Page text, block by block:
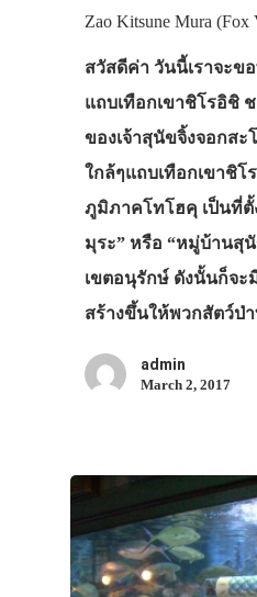
Zao Kitsune Mura (Fox
สวัสดีค่า วันนี้เราจะข
แถบเทือกเขาชิโรอิชิ
ของเจ้าสุนัขจิ้งจอกสะ
ใกล้ๆแถบเทือกเขาชิโ
ภูมิภาคโทโฮคุ เป็นที่ตั้
มุระ” หรือ “หมู่บ้านสุ
เขตอนุรักษ์ ดังนั้นก็จ
สร้างขึ้นให้พวกสัตว์ป่
admin
March 2, 2017